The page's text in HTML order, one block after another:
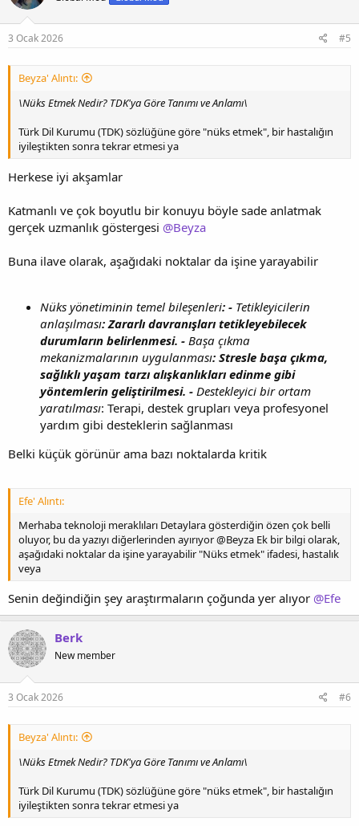
3 Ocak 2026 #5
Beyza' Alıntı:
\Nüks Etmek Nedir? TDK'ya Göre Tanımı ve Anlamı\
Türk Dil Kurumu (TDK) sözlüğüne göre "nüks etmek", bir hastalığın
iyileştikten sonra tekrar etmesi ya
Herkese iyi akşamlar
Katmanlı ve çok boyutlu bir konuyu böyle sade anlatmak
gerçek uzmanlık göstergesi @Beyza
Buna ilave olarak, aşağıdaki noktalar da işine yarayabilir
Nüks yönetiminin temel bileşenleri: - Tetikleyicilerin
anlaşılması: Zararlı davranışları tetikleyebilecek
durumların belirlenmesi. - Başa çıkma
mekanizmalarının uygulanması: Stresle başa çıkma,
sağlıklı yaşam tarzı alışkanlıkları edinme gibi
yöntemlerin geliştirilmesi. - Destekleyici bir ortam
yaratılması: Terapi, destek grupları veya profesyonel
yardım gibi desteklerin sağlanması
Belki küçük görünür ama bazı noktalarda kritik
Efe' Alıntı:
Merhaba teknoloji meraklıları Detaylara gösterdiğin özen çok belli
oluyor, bu da yazıyı diğerlerinden ayırıyor @Beyza Ek bir bilgi olarak,
aşağıdaki noktalar da işine yarayabilir "Nüks etmek" ifadesi, hastalık
veya
Senin değindiğin şey araştırmaların çoğunda yer alıyor @Efe
Berk
New member
3 Ocak 2026 #6
Beyza' Alıntı:
\Nüks Etmek Nedir? TDK'ya Göre Tanımı ve Anlamı\
Türk Dil Kurumu (TDK) sözlüğüne göre "nüks etmek", bir hastalığın
iyileştikten sonra tekrar etmesi ya